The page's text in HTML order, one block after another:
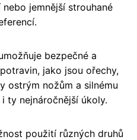
jemnější strouhané
bezpečné a
jako jsou ořechy,
ostrým nožům a silnému
ty nejnáročnější úkoly.
použití různých druhů